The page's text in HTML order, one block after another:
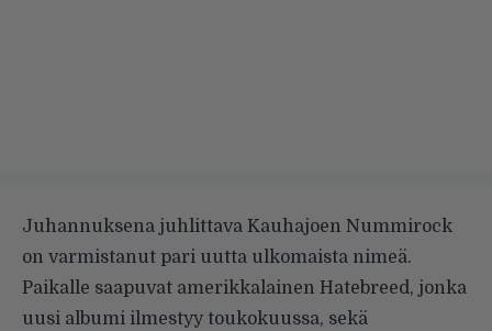
Juhannuksena juhlittava Kauhajoen Nummirock
on varmistanut pari uutta ulkomaista nimeä.
Paikalle saapuvat amerikkalainen Hatebreed, jonka
uusi albumi ilmestyy toukokuussa, sekä